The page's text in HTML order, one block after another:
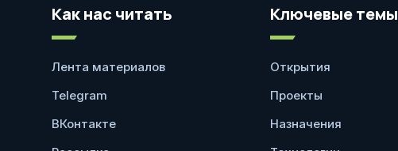
Как нас читать
Лента материалов
Telegram
ВКонтакте
Ключевые темы
Открытия
Проекты
Назначения